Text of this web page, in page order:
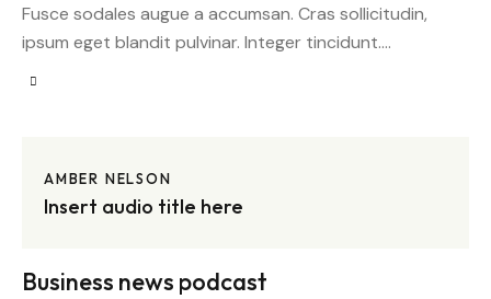
Fusce sodales augue a accumsan. Cras sollicitudin,
ipsum eget blandit pulvinar. Integer tincidunt.…
AMBER NELSON
Insert audio title here
Business news podcast